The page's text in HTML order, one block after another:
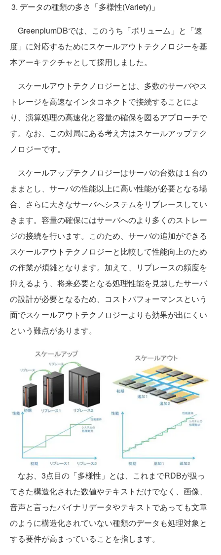
データの種類の多さ「多様性(Variety)」
GreenplumDBでは、このうち「ボリューム」と「速
度」に対応するためにスケールアウトテクノロジーを基
本アーキテクチャとして採用しました。
スケールアウトテクノロジーとは、多数のサーバやス
トレージを高速なインタコネクトで接続することによ
り、演算処理の高速化と容量の確保を図るアプローチで
す。なお、この対局にある考え方はスケールアップテク
ノロジーです。
スケールアップテクノロジーはサーバの台数は１台の
ままとし、サーバの性能以上に高い性能が必要となる場
合、さらに大きなサーバへシステムをリプレースしてい
きます。容量の確保にはサーバへのより多くのストレー
ジの接続を行います。このため、サーバの追加ができる
スケールアウトテクノロジーと比較して性能向上のため
の作業が煩雑となります。加えて、リプレースの頻度を
抑えるよう、将来必要となる処理性能を見越したサーバ
の設計が必要となるため、コストパフォーマンスという
面でスケールアウトテクノロジーよりも効果が出にくい
という難点があります。
なお、3点目の「多様性」とは、これまでRDBが扱っ
てきた構造化された数値やテキストだけでなく、画像、
音声と言ったバイナリデータやテキストであっても文章
のように構造化されていない種類のデータも処理対象と
する要件が高まっていることを指します。